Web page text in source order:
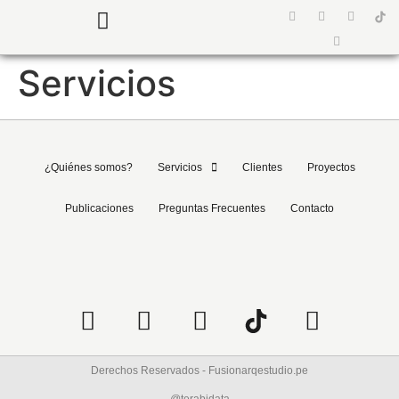
Servicios
¿Quiénes somos? Servicios Clientes Proyectos
Publicaciones Preguntas Frecuentes Contacto
Derechos Reservados - Fusionarqestudio.pe